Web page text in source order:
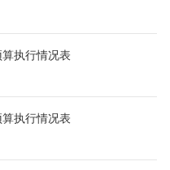
执行情况表
执行情况表